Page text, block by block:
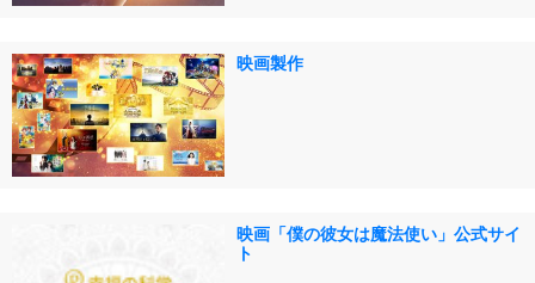
映画製作
映画「僕の彼女は魔法使い」公式サイ
ト